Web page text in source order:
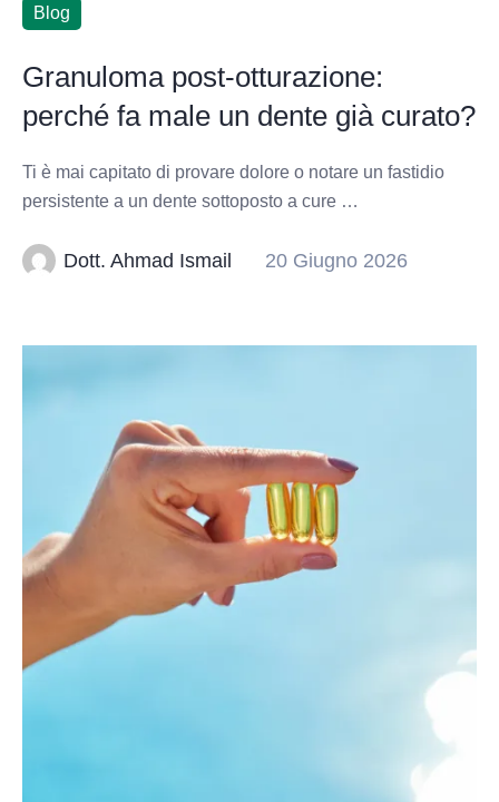
Blog
Granuloma post-otturazione:
perché fa male un dente già curato?
Ti è mai capitato di provare dolore o notare un fastidio
persistente a un dente sottoposto a cure …
Dott. Ahmad Ismail 20 Giugno 2026